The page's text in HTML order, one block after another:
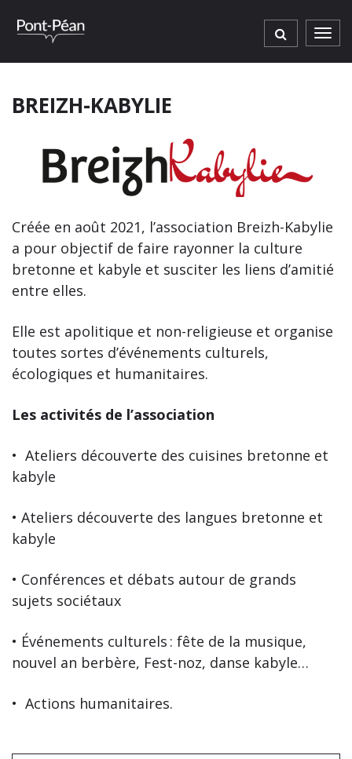
BREIZH-KABYLIE
Créée en août 2021, l’association Breizh-Kabylie
a pour objectif de faire rayonner la culture
bretonne et kabyle et susciter les liens d’amitié
entre elles.
Elle est apolitique et non-religieuse et organise
toutes sortes d’événements culturels,
écologiques et humanitaires.
Les activités de l’association
• Ateliers découverte des cuisines bretonne et
kabyle
• Ateliers découverte des langues bretonne et
kabyle
• Conférences et débats autour de grands
sujets sociétaux
• Événements culturels : fête de la musique,
nouvel an berbère, Fest-noz, danse kabyle…
• Actions humanitaires.